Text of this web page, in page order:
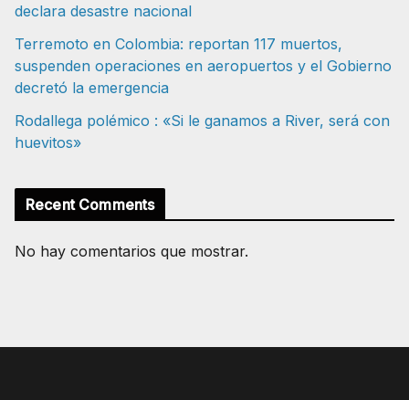
declara desastre nacional
Terremoto en Colombia: reportan 117 muertos,
suspenden operaciones en aeropuertos y el Gobierno
decretó la emergencia
Rodallega polémico : «Si le ganamos a River, será con
huevitos»
Recent Comments
No hay comentarios que mostrar.